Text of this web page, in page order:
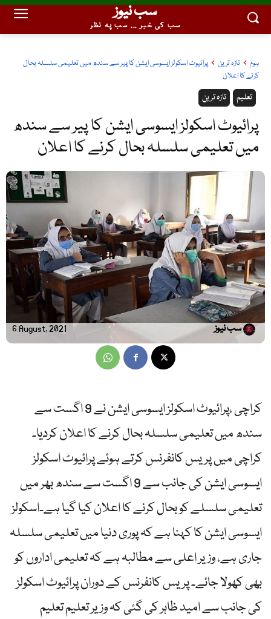
سب نیوز
سب کی خبر ... سب پہ نظر
ہوم تازہ ترین
پرائیوٹ اسکولز ایسوسی ایشن کا پیر سے سندھ میں تعلیمی سلسلہ بحال
کرنے کا اعلان
تازہ ترین تعلیم
پرائیوٹ اسکولز ایسوسی ایشن کا پیر سے سندھ
میں تعلیمی سلسلہ بحال کرنے کا اعلان
6 August, 2021 سب نیوز
کراچی ،پرائیوٹ اسکولز ایسوسی ایشن نے 9 اگست سے
سندھ میں تعلیمی سلسلہ بحال کرنے کا اعلان کردیا۔
کراچی میں پریس کانفرنس کرتے ہوئے پرائیوٹ اسکولز
ایسوسی ایشن کی جانب سے 9 اگست سے سندھ بھر میں
تعلیمی سلسلے کو بحال کرنے کا اعلان کیا گیا ہے۔اسکولز
ایسوسی ایشن کا کہنا ہے کہ پوری دنیا میں تعلیمی سلسلہ
جاری ہے، وزیر اعلی سے مطالبہ ہے کہ تعلیمی اداروں کو
بھی کھولا جائے۔ پریس کانفرنس کے دوران پرائیوٹ اسکولز
کی جانب سے امید ظاہر کی گئی کہ وزیر تعلیم تعلیم